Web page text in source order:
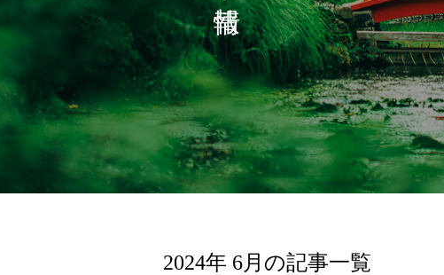
お選びいただけます。
2024年 6月の記事一覧